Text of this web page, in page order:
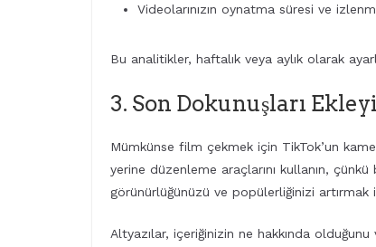
Videolarınızın oynatma süresi ve
Bu analitikler, haftalık veya aylık olarak
3. Son Dokunuşları
Mümkünse film çekmek için TikTok’un
yerine düzenleme araçlarını kullanın,
görünürlüğünüzü ve popülerliğinizi
Altyazılar, içeriğinizin ne hakkında